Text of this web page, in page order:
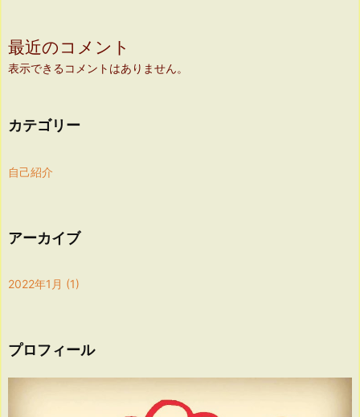
最近のコメント
表示できるコメントはありません。
カテゴリー
自己紹介
アーカイブ
2022年1月 (1)
プロフィール